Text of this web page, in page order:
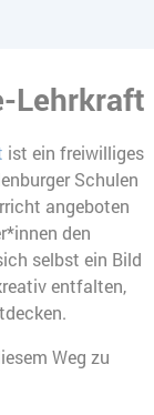
Lehrkraft
ist ein freiwilliges
Schulen
angeboten
den
selbst ein Bild
entfalten,
Weg zu